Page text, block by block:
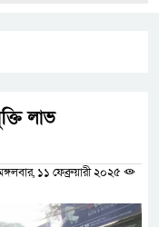
লাভ
১১ ফেব্রুয়ারী ২০২৫